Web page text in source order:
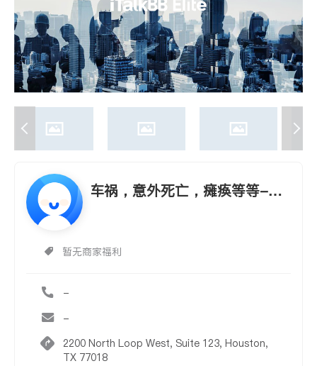
养老 非盈利组织
车祸，意外死亡，瘫痪等等-维
暂无商家福利
-
-
2200 North Loop West, Suite 123, Houston,
TX 77018